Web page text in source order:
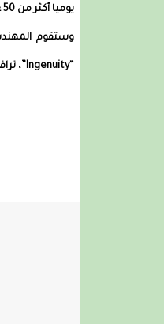
يوميا أكثر من 50 عالما على البرنامج الذي سيتبعه الروبوت خلال اليوم. ومن المتوقع أن تجمع المركبة الاستكشافية حوالي 20 عينة من بيئات مختلفة.
“Ingenuity”، ترافق المركبة الجوالة في مهمتها.